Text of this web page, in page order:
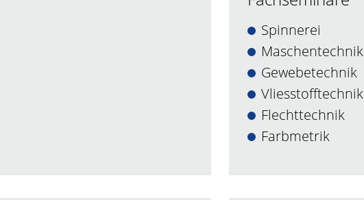
Spinnerei
Maschentechnik
Gewebetechnik
Vliesstofftechnik
Flechttechnik
Farbmetrik